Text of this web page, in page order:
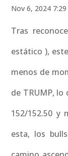
Nov 6, 2024
Tras
estático ),
menos de
de TRUMP,
152/152.50 y
esta, los